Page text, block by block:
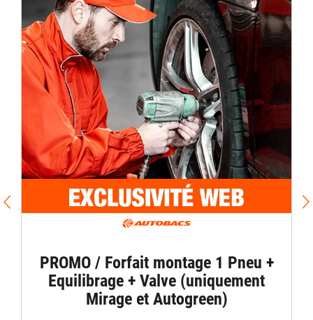
PROMO / Forfait montage 1 Pneu +
Equilibrage + Valve (uniquement
Mirage et Autogreen)